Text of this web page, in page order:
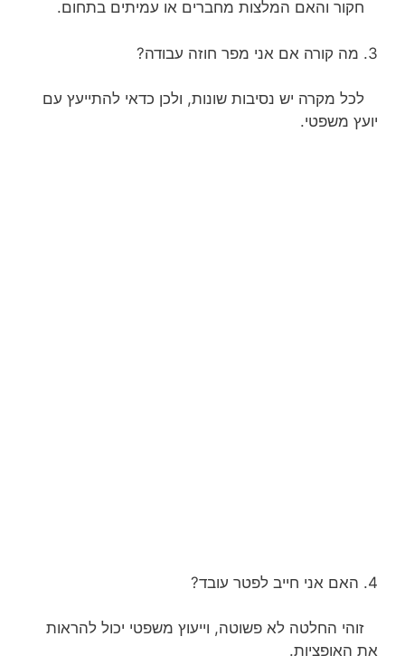
חקור והאם המלצות מחברים או עמיתים בתחום.
3. מה קורה אם אני מפר חוזה עבודה?
לכל מקרה יש נסיבות שונות, ולכן כדאי להתייעץ עם
יועץ משפטי.
4. האם אני חייב לפטר עובד?
זוהי החלטה לא פשוטה, וייעוץ משפטי יכול להראות
את האופציות.